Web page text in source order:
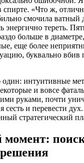
в спирте. «Что ж,
смочила
энергично тереть.
больше в
еще более
буквально вбив
интуитивные
и вовсе
руками, почти
сесть и перевести
стратегический
решения